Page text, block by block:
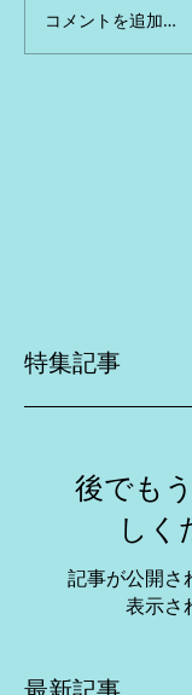
コメントを追加…
特集記事
後でも
しく
記事が公開さ
表示さ